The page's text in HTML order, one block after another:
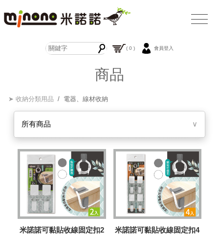
( 0 ) 會員登入
商品
➤ 收納分類用品 / 電器、線材收納
所有商品 ∨
米諾諾可黏貼收線固定扣2
米諾諾可黏貼收線固定扣4